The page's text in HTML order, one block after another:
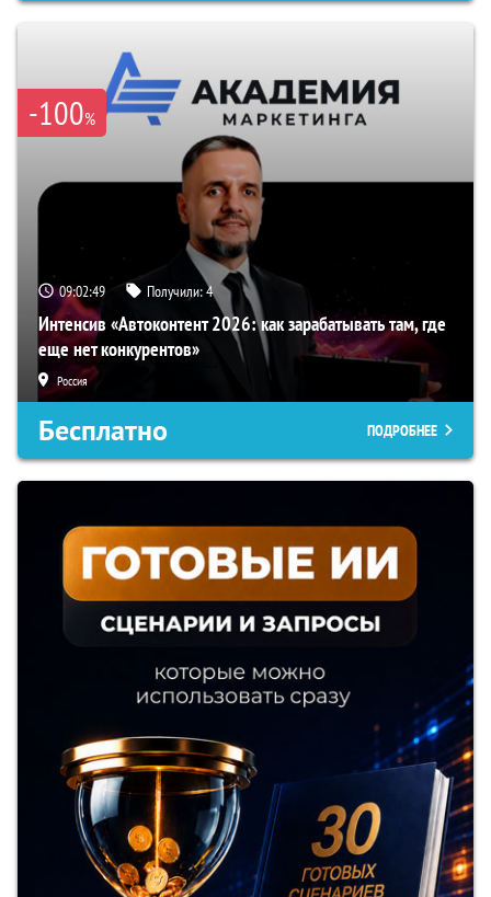
-100%
09:02:48 Получили:4
Интенсив «Автоконтент 2026: как зарабатывать там, где
еще нет конкурентов»
Россия
Бесплатно ПОДРОБНЕЕ